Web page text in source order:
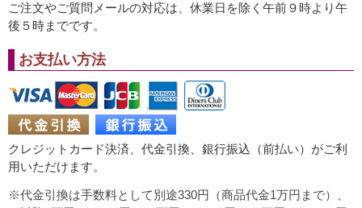
ご注文やご質問メールの対応は、休業日を除く午前９時より午
後５時までです。
お支払い方法
クレジットカード決済、代金引換、銀行振込（前払い）がご利
用いただけます。
代金引換は手数料として別途330円（商品代金1万円まで）、